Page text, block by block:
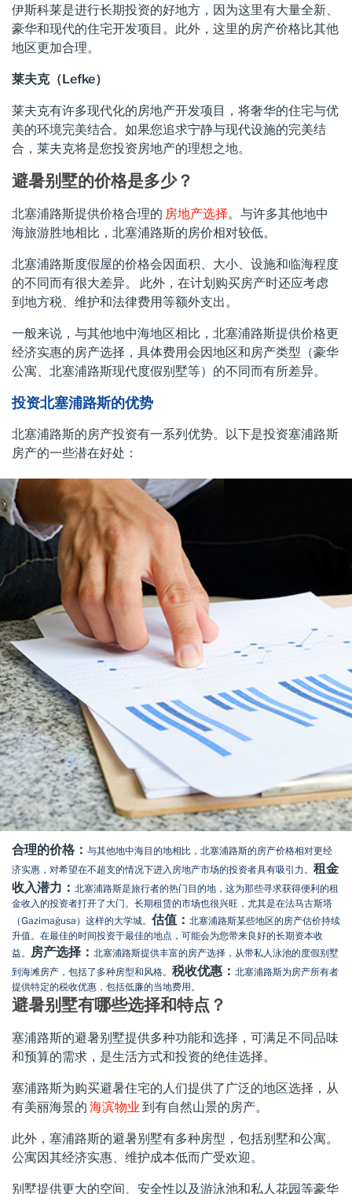
伊斯科莱是进行长期投资的好地方，因为这里有大量全新、
豪华和现代的住宅开发项目。此外，这里的房产价格比其他
地区更加合理。
莱夫克（Lefke）
莱夫克有许多现代化的房地产开发项目，将奢华的住宅与优
美的环境完美结合。如果您追求宁静与现代设施的完美结
合，莱夫克将是您投资房地产的理想之地。
避暑别墅的价格是多少？
北塞浦路斯提供价格合理的 房地产选择。与许多其他地中
海旅游胜地相比，北塞浦路斯的房价相对较低。
北塞浦路斯度假屋的价格会因面积、大小、设施和临海程度
的不同而有很大差异。 此外，在计划购买房产时还应考虑
到地方税、维护和法律费用等额外支出。
一般来说，与其他地中海地区相比，北塞浦路斯提供价格更
经济实惠的房产选择，具体费用会因地区和房产类型（豪华
公寓、北塞浦路斯现代度假别墅等）的不同而有所差异。
投资北塞浦路斯的优势
北塞浦路斯的房产投资有一系列优势。以下是投资塞浦路斯
房产的一些潜在好处：
合理的价格： 与其他地中海目的地相比，北塞浦路斯的房产价格相对更经
济实惠，对希望在不超支的情况下进入房地产市场的投资者具有吸引力。 租金
收入潜力： 北塞浦路斯是旅行者的热门目的地，这为那些寻求获得便利的租
金收入的投资者打开了大门。长期租赁的市场也很兴旺，尤其是在法马古斯塔
（Gazimağusa）这样的大学城。 估值： 北塞浦路斯某些地区的房产估价持续
升值。在最佳的时间投资于最佳的地点，可能会为您带来良好的长期资本收
益。 房产选择： 北塞浦路斯提供丰富的房产选择，从带私人泳池的度假别墅
到海滩房产，包括了多种房型和风格。 税收优惠： 北塞浦路斯为房产所有者
提供特定的税收优惠，包括低廉的当地费用。
避暑别墅有哪些选择和特点？
塞浦路斯的避暑别墅提供多种功能和选择，可满足不同品味
和预算的需求，是生活方式和投资的绝佳选择。
塞浦路斯为购买避暑住宅的人们提供了广泛的地区选择，从
有美丽海景的 海滨物业 到有自然山景的房产。
此外，塞浦路斯的避暑别墅有多种房型，包括别墅和公寓。
公寓因其经济实惠、维护成本低而广受欢迎。
别墅提供更大的空间、安全性以及游泳池和私人花园等豪华